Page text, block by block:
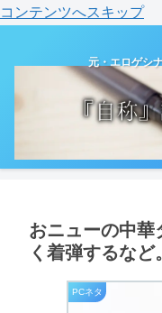
コンテンツへスキップ
元・エロゲシ
おニューの中華
く着弾するなど。
PCネタ